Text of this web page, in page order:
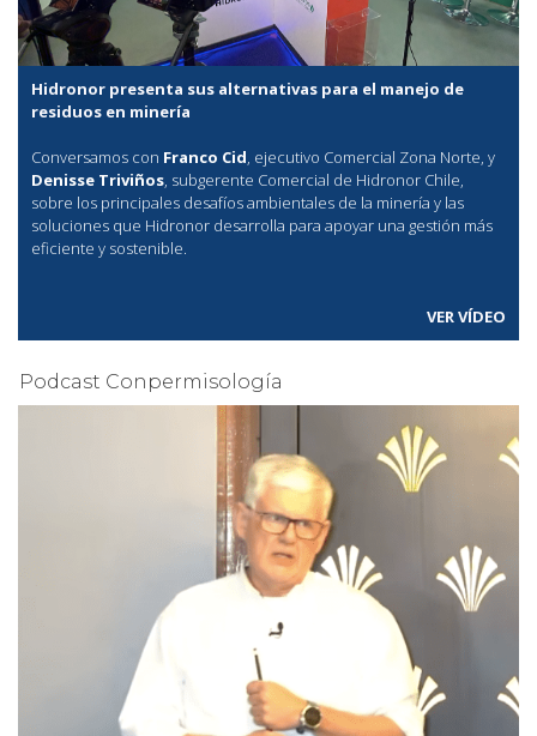
Hidronor presenta sus alternativas para el manejo de
residuos en minería
Conversamos con Franco Cid, ejecutivo Comercial Zona Norte, y
Denisse Triviños, subgerente Comercial de Hidronor Chile,
sobre los principales desafíos ambientales de la minería y las
soluciones que Hidronor desarrolla para apoyar una gestión más
eficiente y sostenible.
VER VÍDEO
Podcast Conpermisología